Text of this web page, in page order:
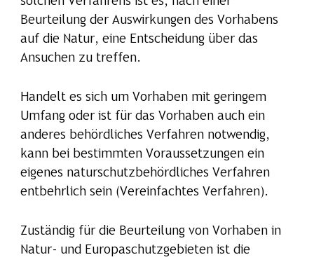
Beurteilung der Auswirkungen des Vorhabens
auf die Natur, eine Entscheidung über das
Ansuchen zu treffen.
Handelt es sich um Vorhaben mit geringem
Umfang oder ist für das Vorhaben auch ein
anderes behördliches Verfahren notwendig,
kann bei bestimmten Voraussetzungen ein
eigenes naturschutzbehördliches Verfahren
entbehrlich sein (Vereinfachtes Verfahren).
Zuständig für die Beurteilung von Vorhaben in
Natur- und Europaschutzgebieten ist die